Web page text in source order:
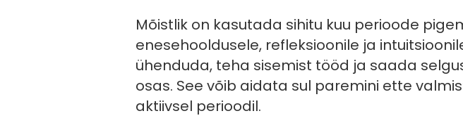
Mõistlik on kasutada sihitu kuu perioode
enesehooldusele, refleksioonile ja
ühenduda, teha sisemist tööd ja saada
osas. See võib aidata sul paremini ette
aktiivsel perioodil.